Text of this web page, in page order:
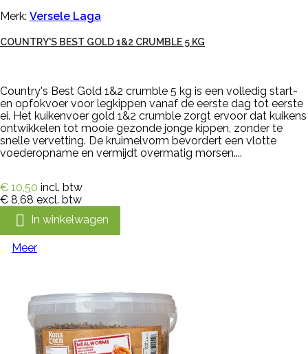
Merk: Versele Laga
COUNTRY'S BEST GOLD 1&2 CRUMBLE 5 KG
Country's Best Gold 1&2 crumble 5 kg is een volledig start-
en opfokvoer voor legkippen vanaf de eerste dag tot eerste
ei. Het kuikenvoer gold 1&2 crumble zorgt ervoor dat kuikens
ontwikkelen tot mooie gezonde jonge kippen, zonder te
snelle vervetting. De kruimelvorm bevordert een vlotte
voederopname en vermijdt overmatig morsen....
€ 10,50 incl. btw
€ 8,68 excl. btw
 In winkelwagen
Meer